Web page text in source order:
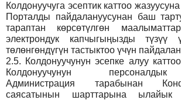
Колдонуучуга эсептик каттоо
Порталды пайдалануусунан баш
тараптан көрсөтүлгөн
электрондук капчыгыңызды
төлөнгөндүгүн тастыктоо үчүн
2.5. Колдонуучунун эсепке алуу
Колдонуучунун
Администрация тарабынан
саясатынын шарттарына ылайык